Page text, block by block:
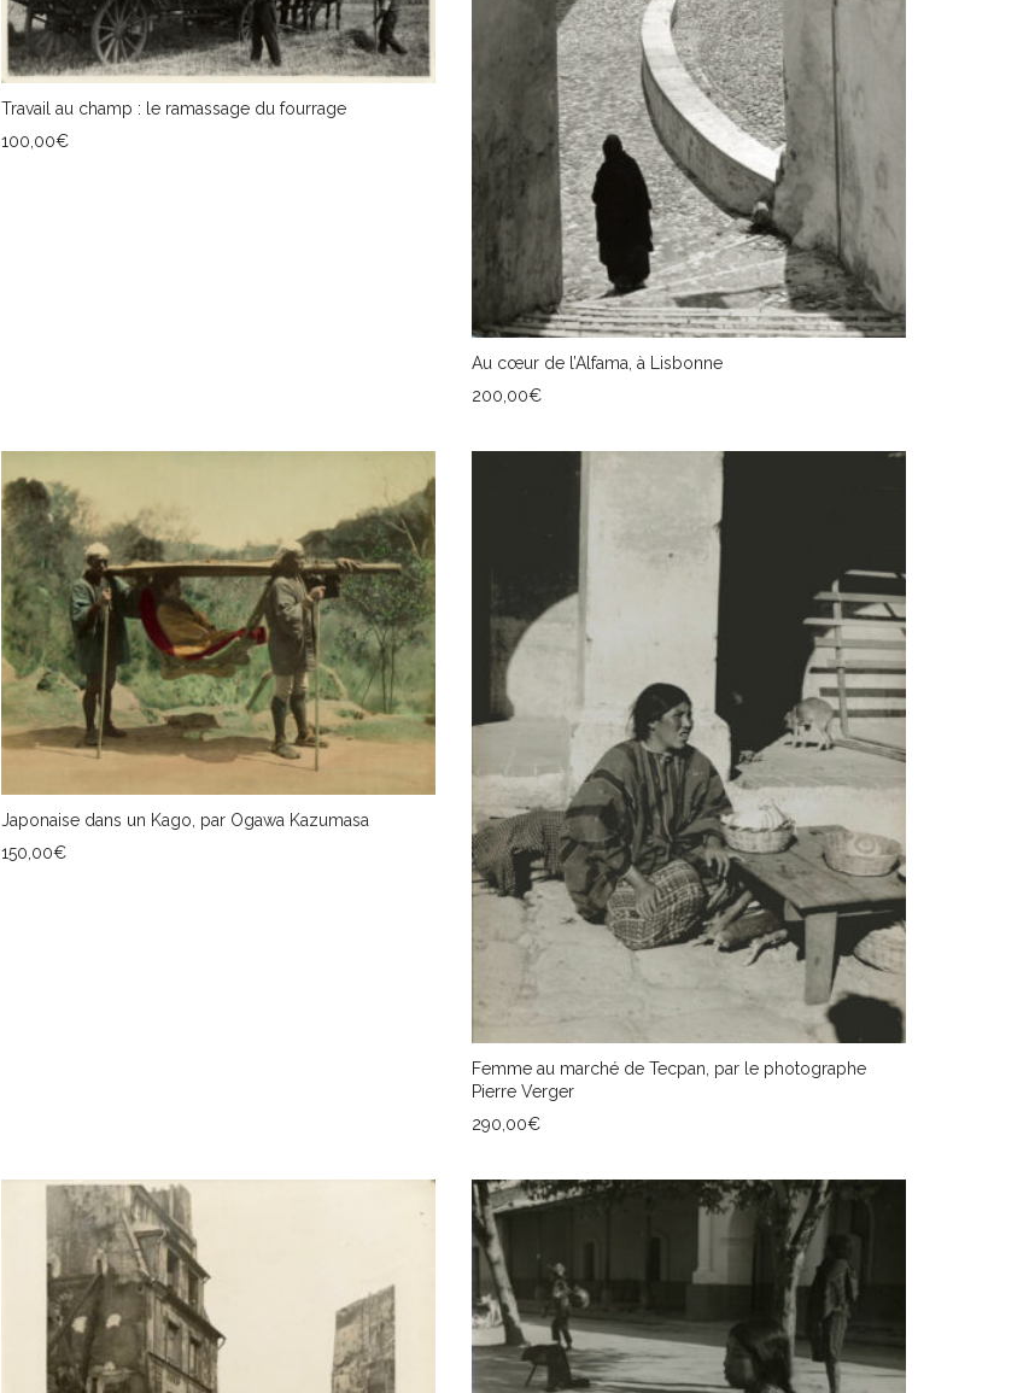
Travail au champ : le ramassage du fourrage
100,00€
Au cœur de l’Alfama, à Lisbonne
200,00€
Japonaise dans un Kago, par Ogawa Kazumasa
150,00€
Femme au marché de Tecpan, par le photographe
Pierre Verger
290,00€